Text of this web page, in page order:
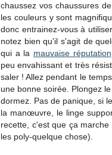
chaussez vos chaussures
les couleurs y sont
donc entrainez-vous à
notez bien qu'il s'agit de
qui a la mauvaise réputation
peu envahissant et très
saler ! Allez pendant le
une bonne soirée. Plongez
dormez. Pas de panique, si
la manœuvre, le linge
recette, c'est que ça
les poly-quelque chose).